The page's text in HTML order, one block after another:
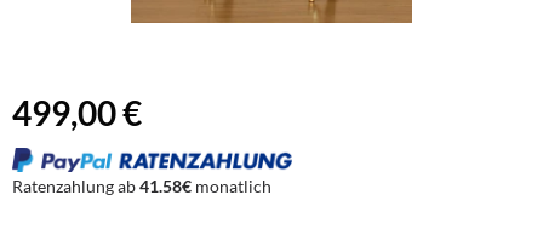
499,00 €
Ratenzahlung ab41.58€ monatlich